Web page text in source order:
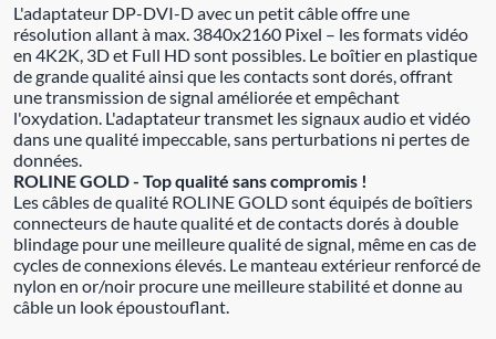
L'adaptateur DP-DVI-D avec un petit câble offre une
résolution allant à max. 3840x2160 Pixel – les formats vidéo
en 4K2K, 3D et Full HD sont possibles. Le boîtier en plastique
de grande qualité ainsi que les contacts sont dorés, offrant
une transmission de signal améliorée et empêchant
l'oxydation. L'adaptateur transmet les signaux audio et vidéo
dans une qualité impeccable, sans perturbations ni pertes de
données.
ROLINE GOLD - Top qualité sans compromis !
Les câbles de qualité ROLINE GOLD sont équipés de boîtiers
connecteurs de haute qualité et de contacts dorés à double
blindage pour une meilleure qualité de signal, même en cas de
cycles de connexions élevés. Le manteau extérieur renforcé de
nylon en or/noir procure une meilleure stabilité et donne au
câble un look époustouflant.